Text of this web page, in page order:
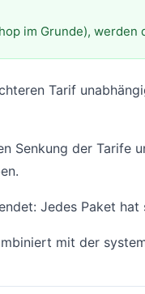
im Grunde),
Tarif
der Tarife
Jedes Paket
mit der